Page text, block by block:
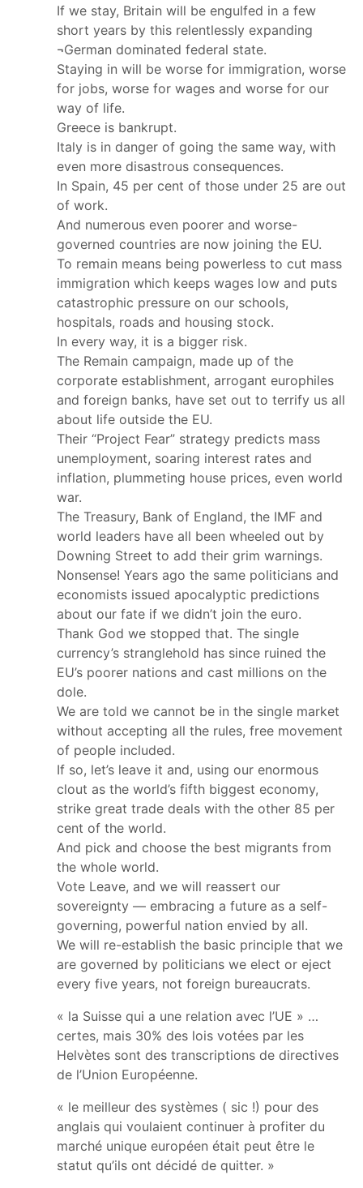
If we stay, Britain will be engulfed in a few
short years by this relentlessly expanding
¬German dominated federal state.
Staying in will be worse for immigration, worse
for jobs, worse for wages and worse for our
way of life.
Greece is bankrupt.
Italy is in danger of going the same way, with
even more disastrous consequences.
In Spain, 45 per cent of those under 25 are out
of work.
And numerous even poorer and worse-
governed countries are now joining the EU.
To remain means being powerless to cut mass
immigration which keeps wages low and puts
catastrophic pressure on our schools,
hospitals, roads and housing stock.
In every way, it is a bigger risk.
The Remain campaign, made up of the
corporate establishment, arrogant europhiles
and foreign banks, have set out to terrify us all
about life outside the EU.
Their “Project Fear” strategy predicts mass
unemployment, soaring interest rates and
inflation, plummeting house prices, even world
war.
The Treasury, Bank of England, the IMF and
world leaders have all been wheeled out by
Downing Street to add their grim warnings.
Nonsense! Years ago the same politicians and
economists issued apocalyptic predictions
about our fate if we didn’t join the euro.
Thank God we stopped that. The single
currency’s stranglehold has since ruined the
EU’s poorer nations and cast millions on the
dole.
We are told we cannot be in the single market
without accepting all the rules, free movement
of people included.
If so, let’s leave it and, using our enormous
clout as the world’s fifth biggest economy,
strike great trade deals with the other 85 per
cent of the world.
And pick and choose the best migrants from
the whole world.
Vote Leave, and we will reassert our
sovereignty — embracing a future as a self-
governing, powerful nation envied by all.
We will re-establish the basic principle that we
are governed by politicians we elect or eject
every five years, not foreign bureaucrats.
« la Suisse qui a une relation avec l’UE » …
certes, mais 30% des lois votées par les
Helvètes sont des transcriptions de directives
de l’Union Européenne.
« le meilleur des systèmes ( sic !) pour des
anglais qui voulaient continuer à profiter du
marché unique européen était peut être le
statut qu’ils ont décidé de quitter. »